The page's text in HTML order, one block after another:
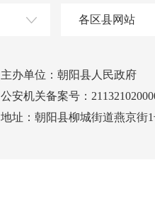
各区县网站
主办单位：朝阳县人民政府
公安机关备案号：
地址：朝阳县柳城街道燕京街